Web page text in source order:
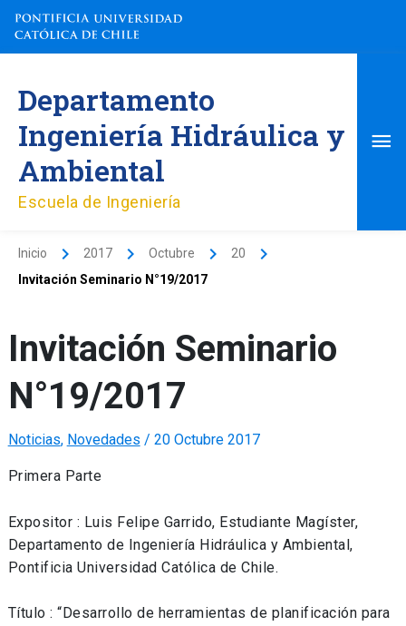
contenido
Departamento
Ingeniería Hidráulica y
Ambiental
Escuela de Ingeniería
Inicio 2017 Octubre
20
Invitación Seminario N°19/2017
Invitación Seminario
N°19/2017
Noticias, Novedades / 20 Octubre 2017
Primera Parte
Expositor : Luis Felipe Garrido, Estudiante Magíster,
Departamento de Ingeniería Hidráulica y Ambiental,
Pontificia Universidad Católica de Chile.
Título : “Desarrollo de herramientas de planificación para